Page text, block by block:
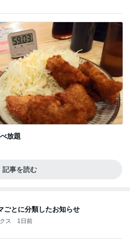
放題
記事を読む
ごとに分類したお知らせ
ス 1日前